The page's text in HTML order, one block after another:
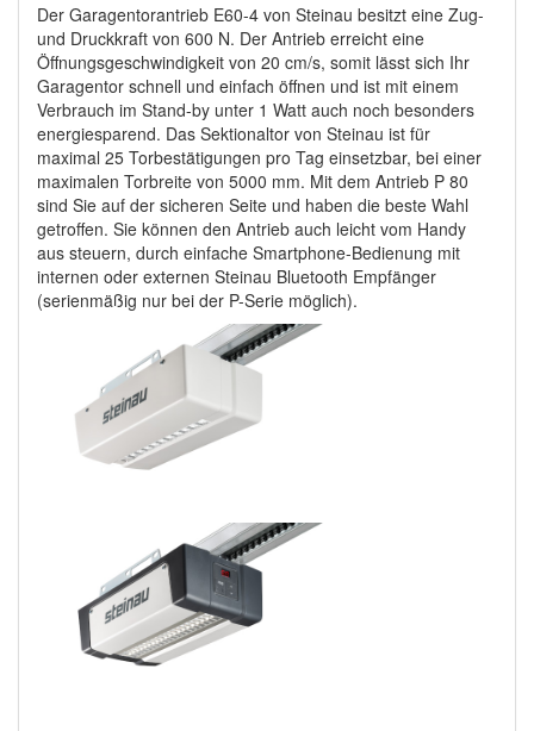
Der Garagentorantrieb E60-4 von Steinau besitzt eine Zug-
und Druckkraft von 600 N. Der Antrieb erreicht eine
Öffnungsgeschwindigkeit von 20 cm/s, somit lässt sich Ihr
Garagentor schnell und einfach öffnen und ist mit einem
Verbrauch im Stand-by unter 1 Watt auch noch besonders
energiesparend. Das Sektionaltor von Steinau ist für
maximal 25 Torbestätigungen pro Tag einsetzbar, bei einer
maximalen Torbreite von 5000 mm. Mit dem Antrieb P 80
sind Sie auf der sicheren Seite und haben die beste Wahl
getroffen. Sie können den Antrieb auch leicht vom Handy
aus steuern, durch einfache Smartphone-Bedienung mit
internen oder externen Steinau Bluetooth Empfänger
(serienmäßig nur bei der P-Serie möglich).